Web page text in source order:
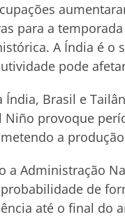
para a
A Índia é o
pode
Índia, Brasil e
Niño provoque
a
a Administração
probabilidade de
até o final do